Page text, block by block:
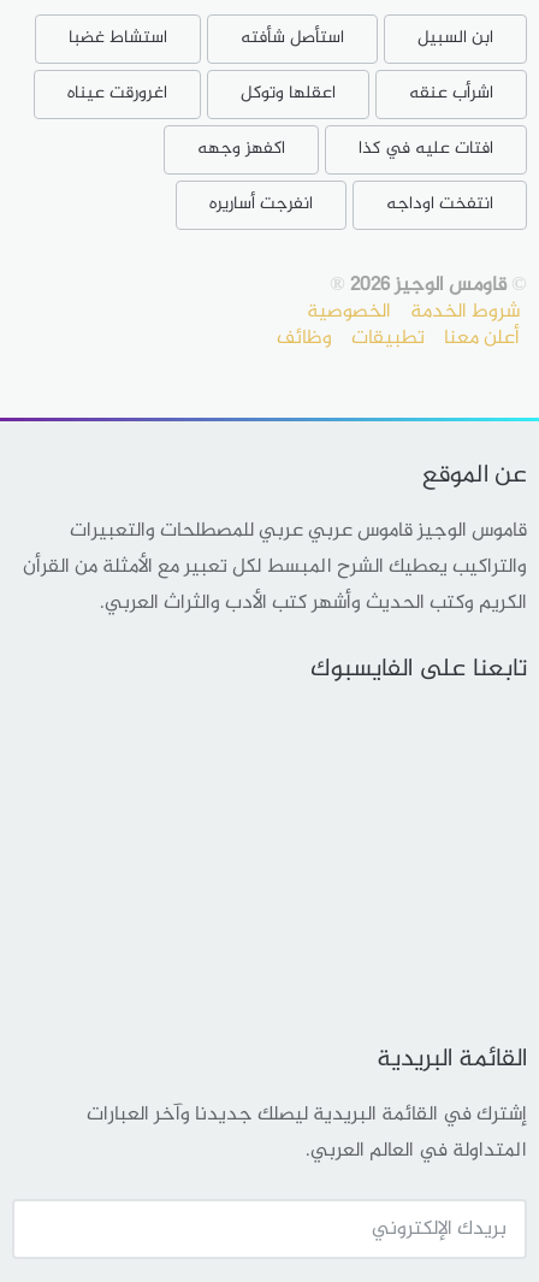
ابن السبيل استأصل شأفته
استشاط غضبا
اشرأب عنقه
اعقلها وتوكل
اغرورقت عيناه
افتات عليه في كذا
اكفهز وجهه
انتفخت اوداجه
انفرجت أساريره
©قاومس الوجيز 2026 ®
شروط الخدمة الخصوصية
أعلن معنا تطبيقات وظائف
عن الموقع
قاموس الوجيز قاموس عربي عربي للمصطلحات والتعبيرات
والتراكيب يعطيك الشرح المبسط لكل تعبير مع الأمثلة من القرأن
الكريم وكتب الحديث وأشهر كتب الأدب والثراث العربي.
تابعنا على الفايسبوك
القائمة البريدية
إشترك في القائمة البريدية ليصلك جديدنا وآخر العبارات
المتداولة في العالم العربي.